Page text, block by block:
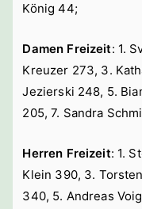
König 44;
Damen Freizeit: 1.
Kreuzer 273, 3.
Jezierski 248, 5.
205, 7. Sandra
Herren Freizeit: 1.
Klein 390, 3.
340, 5. Andreas